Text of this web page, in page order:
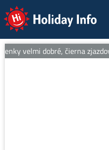
Holiday Info
velmi dobré, čierna